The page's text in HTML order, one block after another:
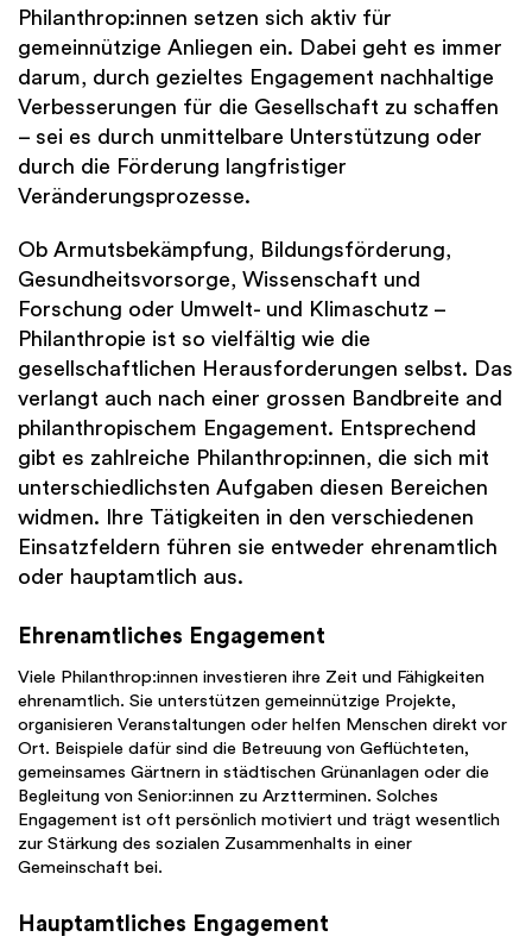
Philanthrop:innen setzen sich aktiv für
gemeinnützige Anliegen ein. Dabei geht es immer
darum, durch gezieltes Engagement nachhaltige
Verbesserungen für die Gesellschaft zu schaffen
– sei es durch unmittelbare Unterstützung oder
durch die Förderung langfristiger
Veränderungsprozesse.
Ob Armutsbekämpfung, Bildungsförderung,
Gesundheitsvorsorge, Wissenschaft und
Forschung oder Umwelt- und Klimaschutz –
Philanthropie ist so vielfältig wie die
gesellschaftlichen Herausforderungen selbst. Das
verlangt auch nach einer grossen Bandbreite and
philanthropischem Engagement. Entsprechend
gibt es zahlreiche Philanthrop:innen, die sich mit
unterschiedlichsten Aufgaben diesen Bereichen
widmen. Ihre Tätigkeiten in den verschiedenen
Einsatzfeldern führen sie entweder ehrenamtlich
oder hauptamtlich aus.
Ehrenamtliches Engagement
Viele Philanthrop:innen investieren ihre Zeit und Fähigkeiten
ehrenamtlich. Sie unterstützen gemeinnützige Projekte,
organisieren Veranstaltungen oder helfen Menschen direkt vor
Ort. Beispiele dafür sind die Betreuung von Geflüchteten,
gemeinsames Gärtnern in städtischen Grünanlagen oder die
Begleitung von Senior:innen zu Arztterminen. Solches
Engagement ist oft persönlich motiviert und trägt wesentlich
zur Stärkung des sozialen Zusammenhalts in einer
Gemeinschaft bei.
Hauptamtliches Engagement